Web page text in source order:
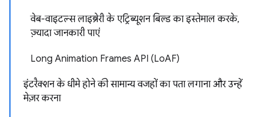
वेब-वाइटल्स लाइब्रेरी के एट्रिब्यूशन बिल्ड का इस्तेमाल करके,
ज़्यादा जानकारी पाएं
Long Animation Frames API (LoAF)
इंटरैक्शन के धीमे होने की सामान्य वजहों का पता लगाना और उन्हें
मेज़र करना